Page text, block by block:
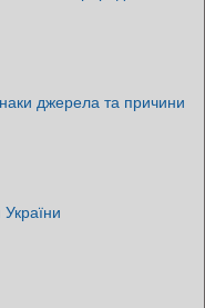
джерела та причини